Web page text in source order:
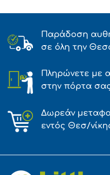
Παράδοση
σε όλη την
Πληρώνετε με
στην πόρτα
Δωρεάν
εντός Θεσ/